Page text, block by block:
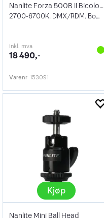
Nanlite Forza 500B II Bicolor LED Spot
2700-6700K. DMX/RDM. Bowens Mount
inkl. mva
18 490,-
Varenr 153091
Kjøp
Nanlite Mini Ball Head